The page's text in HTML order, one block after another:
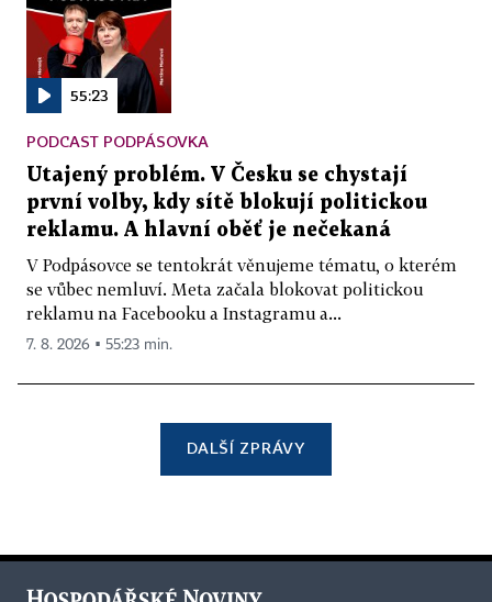
55:23
PODCAST PODPÁSOVKA
Utajený problém. V Česku se chystají
první volby, kdy sítě blokují politickou
reklamu. A hlavní oběť je nečekaná
V Podpásovce se tentokrát věnujeme tématu, o kterém
se vůbec nemluví. Meta začala blokovat politickou
reklamu na Facebooku a Instagramu a...
7. 8. 2026 ▪ 55:23 min.
DALŠÍ ZPRÁVY